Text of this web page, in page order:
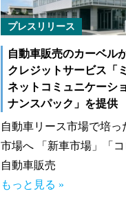
プレスリリース
自動車販売のカーベル
クレジットサービス「
ネットコミュニケーシ
ナンスパック」を提供
自動車リース市場で培っ
市場へ 「新車市場」「
自動車販売
もっと見る »